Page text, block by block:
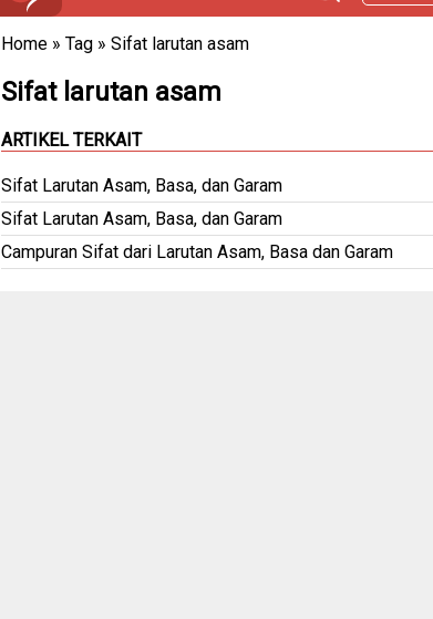
Home » Tag » Sifat larutan asam
Sifat larutan asam
ARTIKEL TERKAIT
Sifat Larutan Asam, Basa, dan Garam
Sifat Larutan Asam, Basa, dan Garam
Campuran Sifat dari Larutan Asam, Basa dan Garam